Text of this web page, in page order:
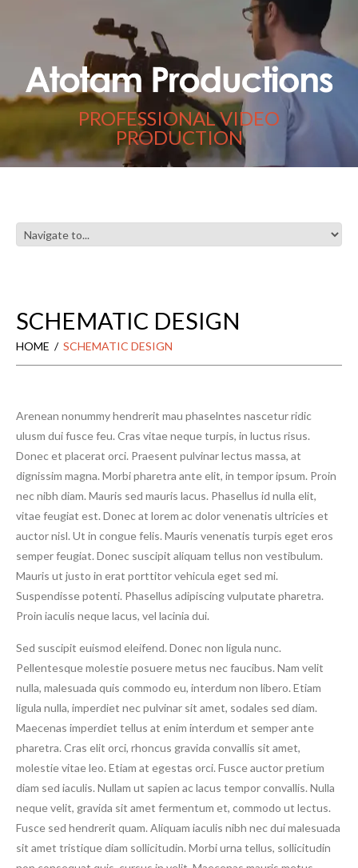
PROFESSIONAL VIDEO
PRODUCTION
SCHEMATIC DESIGN
HOME SCHEMATIC DESIGN
Arenean nonummy hendrerit mau phaselntes nascetur ridic
ulusm dui fusce feu. Cras vitae neque turpis, in luctus risus.
Donec et placerat orci. Praesent pulvinar lectus massa, at
dignissim magna. Morbi pharetra ante elit, in tempor ipsum. Proin
nec nibh diam. Mauris sed mauris lacus. Phasellus id nulla elit,
vitae feugiat est. Donec at lorem ac dolor venenatis ultricies et
auctor nisl. Ut in congue felis. Mauris venenatis turpis eget eros
semper feugiat. Donec suscipit aliquam tellus non vestibulum.
Mauris ut justo in erat porttitor vehicula eget sed mi.
Suspendisse potenti. Phasellus adipiscing vulputate pharetra.
Proin iaculis neque lacus, vel lacinia dui.
Sed suscipit euismod eleifend. Donec non ligula nunc.
Pellentesque molestie posuere metus nec faucibus. Nam velit
nulla, malesuada quis commodo eu, interdum non libero. Etiam
ligula nulla, imperdiet nec pulvinar sit amet, sodales sed diam.
Maecenas imperdiet tellus at enim interdum et semper ante
pharetra. Cras elit orci, rhoncus gravida convallis sit amet,
molestie vitae leo. Etiam at egestas orci. Fusce auctor pretium
diam sed iaculis. Nullam ut sapien ac lacus tempor convallis. Nulla
neque velit, gravida sit amet fermentum et, commodo ut lectus.
Fusce sed hendrerit quam. Aliquam iaculis nibh nec dui malesuada
sit amet tristique diam sollicitudin. Morbi urna tellus, sollicitudin